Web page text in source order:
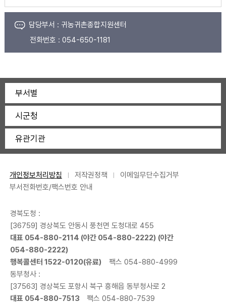
담당부서 : 귀농귀촌종합지원센터
전화번호 : 054-650-1181
부서별
시군청
유관기관
개인정보처리방침 저작권정책
이메일무단수집거부
부서전화번호/팩스번호 안내
경북도청 :
[36759] 경상북도 안동시 풍천면 도청대로 455
대표 054-880-2114 (야간 054-880-2222) (야간
054-880-2222)
행복콜센터 1522-0120(유료)
팩스 054-880-4999
동부청사 :
[37563] 경상북도 포항시 북구 흥해읍 동부청사로 2
대표 054-880-7513 팩스 054-880-7539